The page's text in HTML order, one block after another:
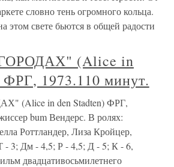
словно тень огромного кольца.
этом свете бьются в общей радости
(Alice in
ФРГ, 1973.110 минут.
(Alice in den Stadten) ФРГ,
bum Вендерс. В ролях:
Роттландер, Лиза Кройцер,
3; Дм - 4,5; Р - 4,5; Д - 5; К - 6,
двадцативосьмилетнего